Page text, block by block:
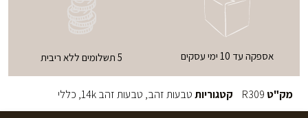
אספקה עד 10 ימי עסקים 5 תשלומים ללא ריבית
מק"ט R309 קטגוריותטבעות זהב, טבעות זהב 14k , כללי